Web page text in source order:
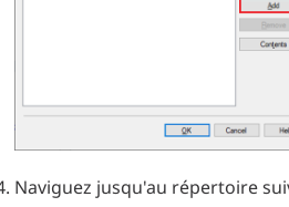
Naviguez jusqu'au répertoire